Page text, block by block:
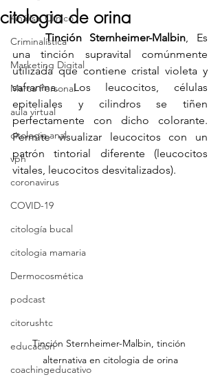
Análisis Clínico
Criminalística
Marketing Digital
Marca Personal
aula virtual
citologia anal
vph
coronavirus
COVID-19
citología bucal
citologia mamaria
Dermocosmética
podcast
citorushtc
educacion
coachingeducativo
citologia de orina
Tinción Sternheimer-Malbin, Es
una tinción supravital comúnmente
utilizada que contiene cristal violeta y
safranina. Los leucocitos, células
epiteliales y cilindros se tiñen
perfectamente con dicho colorante.
Permite visualizar leucocitos con un
patrón tintorial diferente (leucocitos
vitales, leucocitos desvitalizados).
Tinción Sternheimer-Malbin, tinción
alternativa en citologia de orina